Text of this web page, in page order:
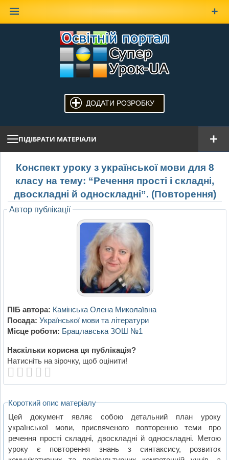
ДОДАТИ РОЗРОБКУ
ПІДІБРАТИ МАТЕРІАЛИ
Конспект уроку з української мови для 8
класу на тему: “Речення прості і складні,
двоскладні й односкладні”. (Повторення)
Автор публікації
ПІБ автора: Камінська Олена Миколаївна
Посада: Української мови та літератури
Місце роботи: Брацлавська ЗОШ №1
Наскільки корисна ця публікація?
Натисніть на зірочку, щоб оцінити!
Короткий опис матеріалу
Цей документ являє собою детальний план уроку
української мови, присвяченого повторенню теми про
речення прості складні, двоскладні й односкладні. Метою
уроку є повторення знань з синтаксису, розвиток